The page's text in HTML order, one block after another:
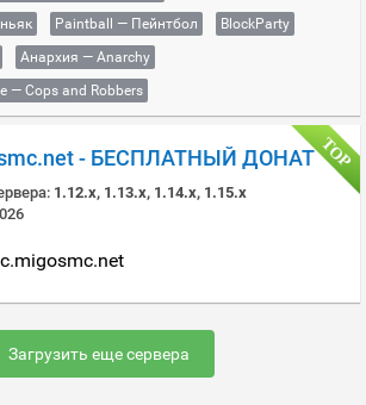
Paintball — Пейнтбол
BlockParty
Анархия — Anarchy
— Cops and Robbers
- БЕСПЛАТНЫЙ ДОНАТ
1.12.x, 1.13.x, 1.14.x, 1.15.x
Загрузить еще сервера